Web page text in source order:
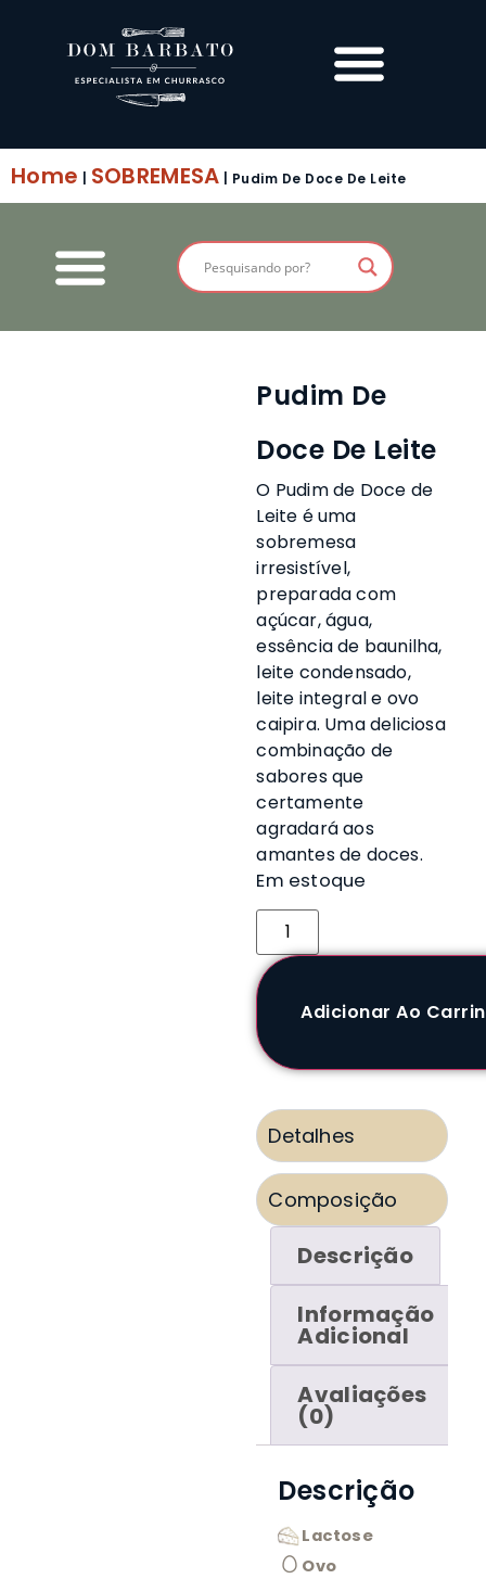
Home SOBREMESA Pudim De Doce De Leite
Pudim De
Doce De Leite
O Pudim de Doce de
Leite é uma
sobremesa
irresistível,
preparada com
açúcar, água,
essência de baunilha,
leite condensado,
leite integral e ovo
caipira. Uma deliciosa
combinação de
sabores que
certamente
agradará aos
amantes de doces.
Em estoque
Adicionar Ao
Detalhes
Composição
Descrição
Informação
Adicional
Avaliações
(0)
Descrição
Lactose
Ovo